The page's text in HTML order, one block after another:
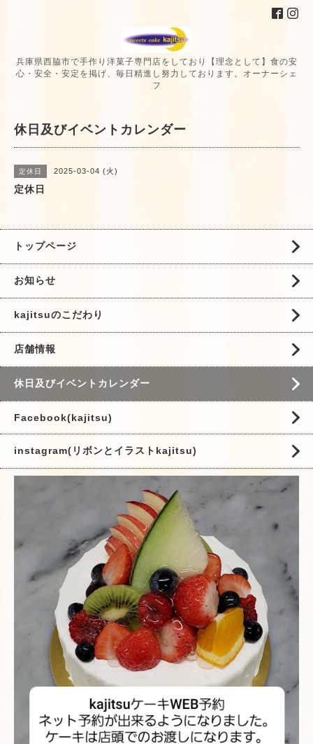
兵庫県西脇市で手作り洋菓子専門店をしており【理念として】食の安
心・安全・安定を掲げ、毎日精進し努力しております。オーナーシェ
フ
休日及びイベントカレンダー
定休日 2025-03-04 (火)
定休日
トップページ
お知らせ
kajitsuのこだわり
店舗情報
休日及びイベントカレンダー
Facebook(kajitsu)
instagram(リボンとイラストkajitsu)